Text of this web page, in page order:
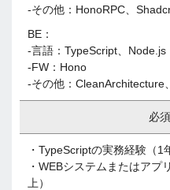
-その他：HonoRPC、
BE：
-言語：TypeScript、Node.js
-FW：Hono
-その他：CleanArchitecture
必
・TypeScriptの実務経験（1
・WEBシステムまたはアプ
上）